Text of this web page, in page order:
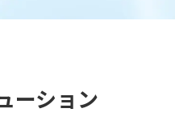
ーション